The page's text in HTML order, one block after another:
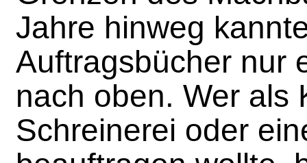
Jahre hinweg
Auftragsbücher nur
nach oben. Wer als
Schreinerei oder